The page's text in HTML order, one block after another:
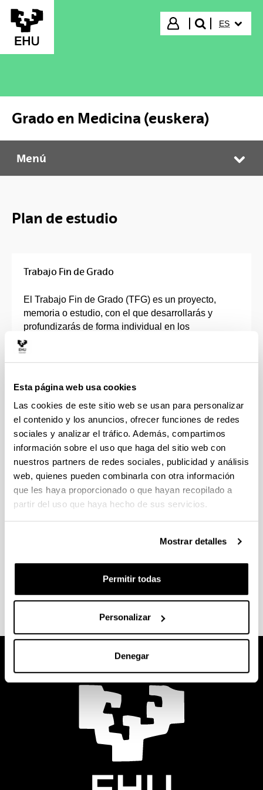
Esta página web usa cookies
Las cookies de este sitio web se usan para personalizar
el contenido y los anuncios, ofrecer funciones de redes
sociales y analizar el tráfico. Además, compartimos
información sobre el uso que haga del sitio web con
nuestros partners de redes sociales, publicidad y análisis
web, quienes pueden combinarla con otra información
que les haya proporcionado o que hayan recopilado a
partir del uso que haya hecho de sus servicios.
Mostrar detalles
Permitir todas
Personalizar
Denegar
Saltar al contenido principal
Iniciar sesión
buscar"
ES
Grado en Medicina (euskera)
Grado en Medicina (euskera)
Menú
Plan de estudio
Trabajo Fin de Grado
El Trabajo Fin de Grado (TFG) es un proyecto,
memoria o estudio, con el que desarrollarás y
profundizarás de forma individual en los
contenidos, capacidades, competencias y
habilidades adquiridas en tu grado.
Deberá ser un trabajo original, dónde pondrás en
práctica y se evaluarán todas las competencias que
has ido adquiriendo durante el Grado.
Tendrás un director o directora que te orientará en
la elección de la línea de investigación y que
supervisará tu trabajo.
El TFG consta de entre 6 y 30 créditos, en función
de las características de cada Grado, que se
en la web de tu centro.